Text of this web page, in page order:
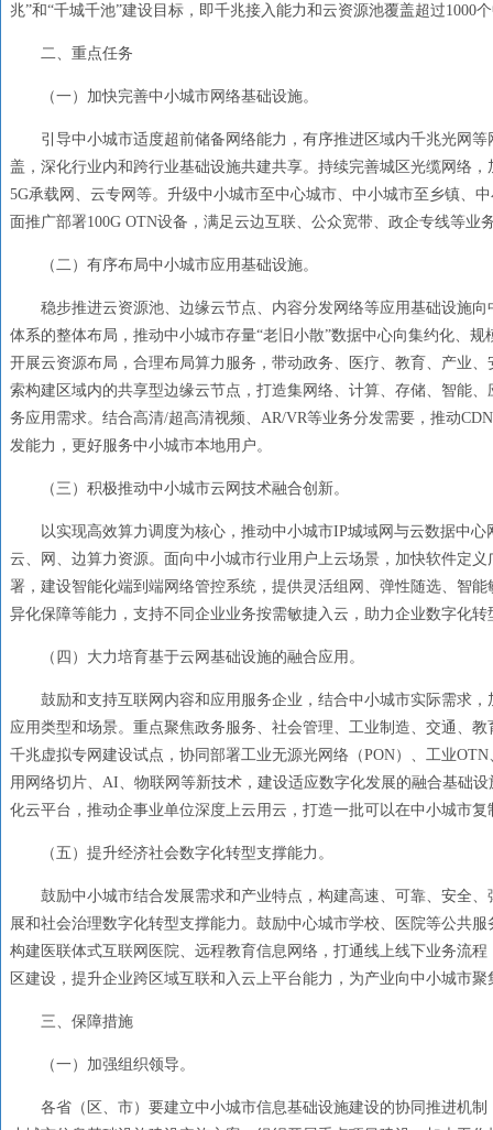
兆”和“千城千池”建设目标，即千兆接入能力和云资源池覆盖超过1000
二、重点任务
（一）加快完善中小城市网络基础设施。
引导中小城市适度超前储备网络能力，有序推进区域内千兆光网
盖，深化行业内和跨行业基础设施共建共享。持续完善城区光缆网络
5G承载网、云专网等。升级中小城市至中心城市、中小城市至乡镇、
面推广部署100G OTN设备，满足云边互联、公众宽带、政企专线等业
（二）有序布局中小城市应用基础设施。
稳步推进云资源池、边缘云节点、内容分发网络等应用基础设施
体系的整体布局，推动中小城市存量“老旧小散”数据中心向集约化、
开展云资源布局，合理布局算力服务，带动政务、医疗、教育、产业
索构建区域内的共享型边缘云节点，打造集网络、计算、存储、智能
务应用需求。结合高清/超高清视频、AR/VR等业务分发需要，推动
发能力，更好服务中小城市本地用户。
（三）积极推动中小城市云网技术融合创新。
以实现高效算力调度为核心，推动中小城市IP城域网与云数据中
云、网、边算力资源。面向中小城市行业用户上云场景，加快软件定
署，建设智能化端到端网络管控系统，提供灵活组网、弹性随选、智
异化保障等能力，支持不同企业业务按需敏捷入云，助力企业数字化转
（四）大力培育基于云网基础设施的融合应用。
鼓励和支持互联网内容和应用服务企业，结合中小城市实际需求
应用类型和场景。重点聚焦政务服务、社会管理、工业制造、交通、
千兆虚拟专网建设试点，协同部署工业无源光网络（PON）、工业
用网络切片、AI、物联网等新技术，建设适应数字化发展的融合基础
化云平台，推动企事业单位深度上云用云，打造一批可以在中小城市
（五）提升经济社会数字化转型支撑能力。
鼓励中小城市结合发展需求和产业特点，构建高速、可靠、安全
展和社会治理数字化转型支撑能力。鼓励中心城市学校、医院等公共
构建医联体式互联网医院、远程教育信息网络，打通线上线下业务流
区建设，提升企业跨区域互联和入云上平台能力，为产业向中小城市聚
三、保障措施
（一）加强组织领导。
各省（区、市）要建立中小城市信息基础设施建设的协同推进机